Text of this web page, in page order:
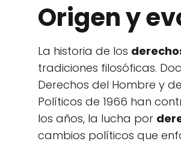
Origen y
La historia de los
tradiciones filosóficas.
Derechos del Hombre y
Políticos de 1966 han
los años, la lucha por
cambios políticos que